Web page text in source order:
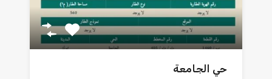
حي الجامعة